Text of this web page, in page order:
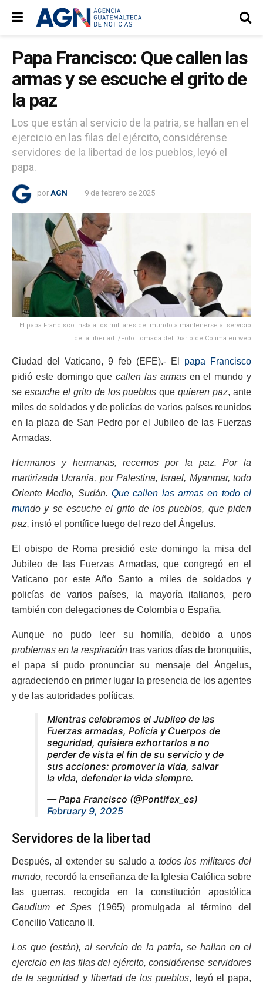
Papa Francisco: Que callen las
armas y se escuche el grito de
la paz
Los que están al servicio de la patria, se hallan en el
ejercicio en las filas del ejército, considérense
servidores de la libertad de los pueblos, leyó el
papa.
por AGN 9 de febrero de 2025
El papa Francisco insta a los militares del mundo a mantenerse al servicio
de la libertad. /Foto: tomada del Diario de Colima en web
Ciudad del Vaticano, 9 feb (EFE).- El papa Francisco
pidió este domingo quecallen las armas en el mundo y
se escuche el grito de los pueblos quequieren paz, ante
miles de soldados y de policías de varios países reunidos
en la plaza de San Pedro por el Jubileo de las Fuerzas
Armadas.
Hermanos y hermanas, recemos por la paz. Por la
martirizada Ucrania, por Palestina, Israel, Myanmar, todo
Oriente Medio, Sudán. Que callen las armas en todo el
mundo y se escuche el grito de los pueblos, que piden
paz, instó el pontífice luego del rezo del Ángelus.
El obispo de Roma presidió este domingo la misa del
Jubileo de las Fuerzas Armadas, que congregó en el
Vaticano por este Año Santo a miles de soldados y
policías de varios países, la mayoría italianos, pero
también con delegaciones de Colombia o España.
Aunque no pudo leer su homilía, debido a unos
problemas en la respiración tras varios días de bronquitis,
el papa sí pudo pronunciar su mensaje del Ángelus,
agradeciendo en primer lugar la presencia de los agentes
y de las autoridades políticas.
Mientras celebramos el Jubileo de las
Fuerzas armadas, Policía y Cuerpos de
seguridad, quisiera exhortarlos a no
perder de vista el fin de su servicio y de
sus acciones: promover la vida, salvar
la vida, defender la vida siempre.
— Papa Francisco (@Pontifex_es)
February 9, 2025
Servidores de la libertad
Después, al extender su saludo a todos los militares del
mundo, recordó la enseñanza de la Iglesia Católica sobre
las guerras, recogida en la constitución apostólica
Gaudium et Spes (1965) promulgada al término del
Concilio Vaticano II.
Los que (están), al servicio de la patria, se hallan en el
ejercicio en las filas del ejército, considérense servidores
de la seguridad y libertad de los pueblos, leyó el papa,